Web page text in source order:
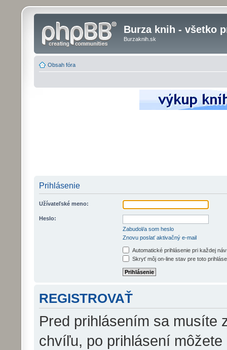
Burza knih - všetko
Burzaknih.sk
Obsah fóra
Prihlásenie
Užívateľské meno:
Heslo:
Zabudol/a som heslo
Znovu poslať aktivačný e-mail
Automatické prihlásenie pri každej
Skryť môj on-line stav pre toto
REGISTROVAŤ
Pred prihlásením sa musíte
chvíľu, po prihlásení